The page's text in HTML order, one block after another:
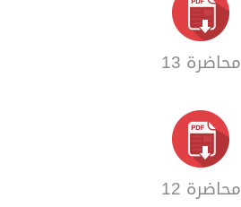
محاضرة 13
محاضرة 12